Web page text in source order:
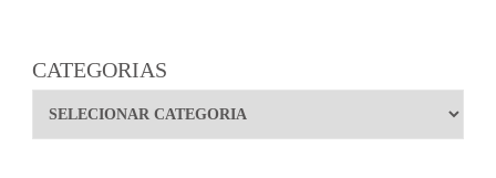
CATEGORIAS